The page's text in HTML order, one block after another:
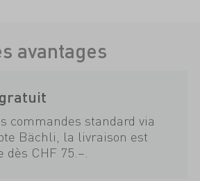
avantages
commandes standard via
Bächli, la livraison est
dès CHF 75.–.